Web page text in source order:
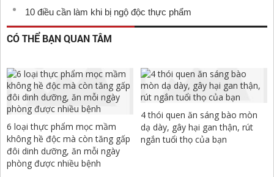
10 điều cần làm khi bị ngộ độc thực phẩm
CÓ THỂ BẠN QUAN TÂM
6 loại thực phẩm mọc mầm
không hề độc mà còn tăng gấp
đôi dinh dưỡng, ăn mỗi ngày
phòng được nhiều bệnh
4 thói quen ăn sáng bào mòn
dạ dày, gây hại gan thận, rút
ngắn tuổi thọ của bạn